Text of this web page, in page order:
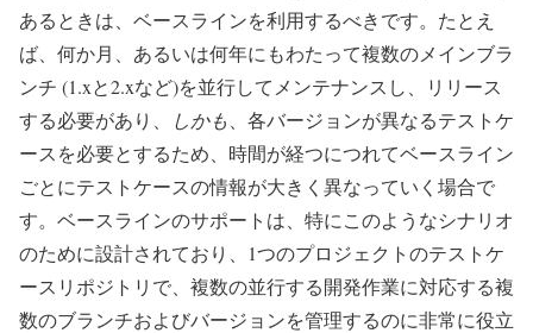
あるときは、ベースラインを利用するべきです。たとえ
ば、何か月、あるいは何年にもわたって複数のメインブラ
ンチ (1.xと2.xなど)を並行してメンテナンスし、リリース
する必要があり、
しかも 、各バージョンが異なるテストケ
ースを必要とするため、時間が経つにつれてベースライン
ごとにテストケースの情報が大きく異なっていく場合で
す。ベースラインのサポートは、特にこのようなシナリオ
のために設計されており、1つのプロジェクトのテストケ
ースリポジトリで、複数の並行する開発作業に対応する複
数のブランチおよびバージョンを管理するのに非常に役立